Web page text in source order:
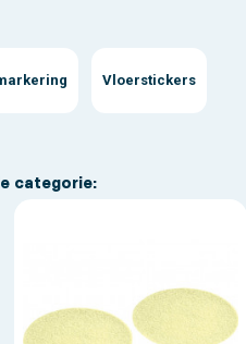
Vloerstickers
categorie: